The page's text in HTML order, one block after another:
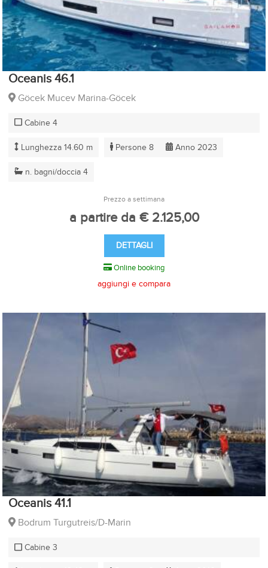
Oceanis 46.1
Göcek Mucev Marina-Göcek
Cabine 4
Lunghezza 14.60 m Persone 8 Anno 2023
n. bagni/doccia 4
Prezzo a settimana
a partire da € 2.125,00
DETTAGLI
Online booking
aggiungi e compara
Oceanis 41.1
Bodrum Turgutreis/D-Marin
Cabine 3